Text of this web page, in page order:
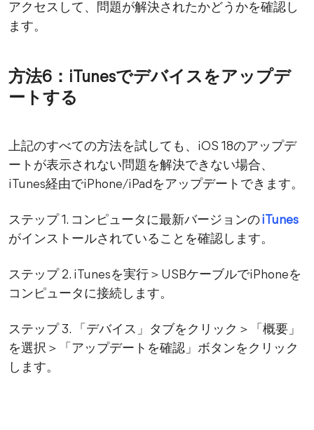
アクセスして、問題が解決されたかどうかを確認し
ます。
方法6：iTunesでデバイスをアップデ
ートする
上記のすべての方法を試しても、iOS 18のアップデ
ートが表示されない問題を解決できない場合、
iTunes経由でiPhone/iPadをアップデートできます。
ステップ 1. コンピュータに最新バージョンのiTunes
がインストールされていることを確認します。
ステップ 2. iTunesを実行＞USBケーブルでiPhoneを
コンピュータに接続します。
ステップ 3. 「デバイス」タブをクリック＞「概要」
を選択＞「アップデートを確認」ボタンをクリック
します。